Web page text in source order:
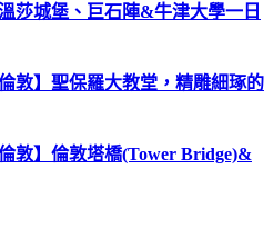
莎城堡、巨石陣&牛津大學一日
敦】聖保羅大教堂，精雕細琢的
敦】倫敦塔橋(Tower Bridge)&